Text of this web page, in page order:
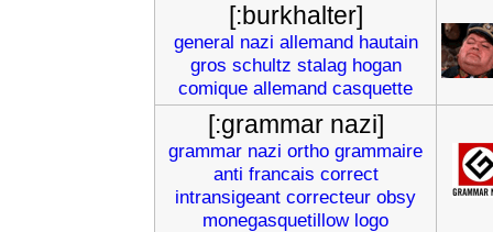
[:burkhalter]
general nazi allemand hautain
gros schultz stalag hogan
comique allemand casquette
[:grammar nazi]
grammar nazi ortho grammaire
anti francais correct
intransigeant correcteur obsy
monegasquetillow logo